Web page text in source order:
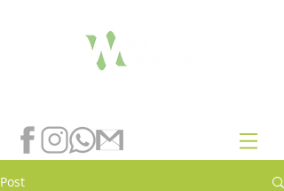
Post